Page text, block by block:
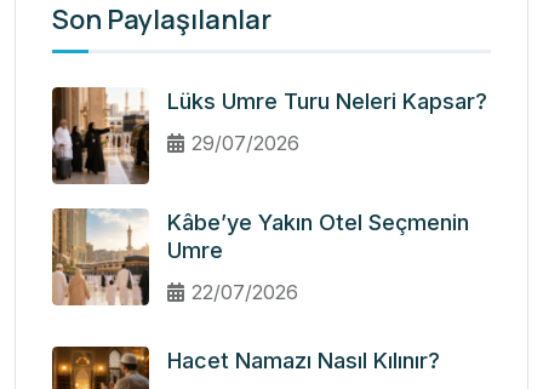
Son Paylaşılanlar
Lüks Umre Turu Neleri Kapsar?
29/07/2026
Kâbe’ye Yakın Otel Seçmenin
Umre
22/07/2026
Hacet Namazı Nasıl Kılınır?